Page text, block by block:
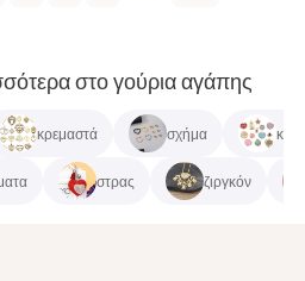
στο γούρια αγάπης
κρεμαστά σχήμα
στρας ζιργκόν